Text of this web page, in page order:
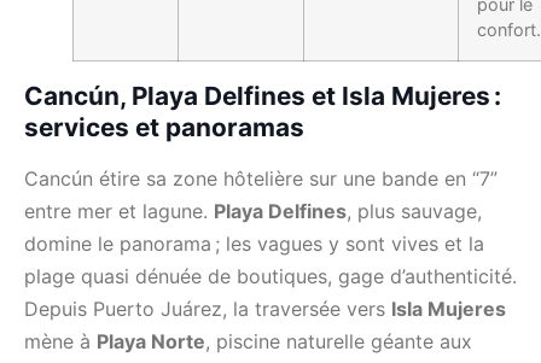
pour le
confort.
Cancún, Playa Delfines et Isla Mujeres :
services et panoramas
Cancún étire sa zone hôtelière sur une bande en “7”
entre mer et lagune. Playa Delfines, plus sauvage,
domine le panorama ; les vagues y sont vives et la
plage quasi dénuée de boutiques, gage d’authenticité.
Depuis Puerto Juárez, la traversée vers Isla Mujeres
mène à Playa Norte, piscine naturelle géante aux